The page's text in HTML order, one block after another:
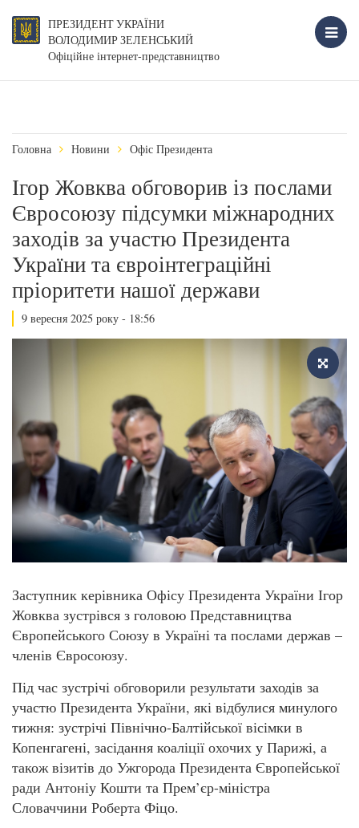
ПРЕЗИДЕНТ УКРАЇНИ
ВОЛОДИМИР ЗЕЛЕНСЬКИЙ
Офіційне інтернет-представництво
Головна Новини Офіс Президента
Ігор Жовква обговорив із послами
Євросоюзу підсумки міжнародних
заходів за участю Президента
України та євроінтеграційні
пріоритети нашої держави
9 вересня 2025 року - 18:56
Заступник керівника Офісу Президента України Ігор
Жовква зустрівся з головою Представництва
Європейського Союзу в Україні та послами держав –
членів Євросоюзу.
Під час зустрічі обговорили результати заходів за
участю Президента України, які відбулися минулого
тижня: зустрічі Північно-Балтійської вісімки в
Копенгагені, засідання коаліції охочих у Парижі, а
також візитів до Ужгорода Президента Європейської
ради Антоніу Кошти та Прем’єр-міністра
Словаччини Роберта Фіцо.